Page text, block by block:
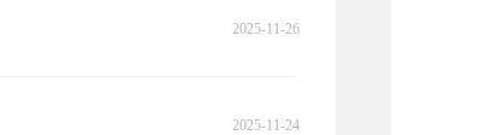
2025-11-26
2025-11-24